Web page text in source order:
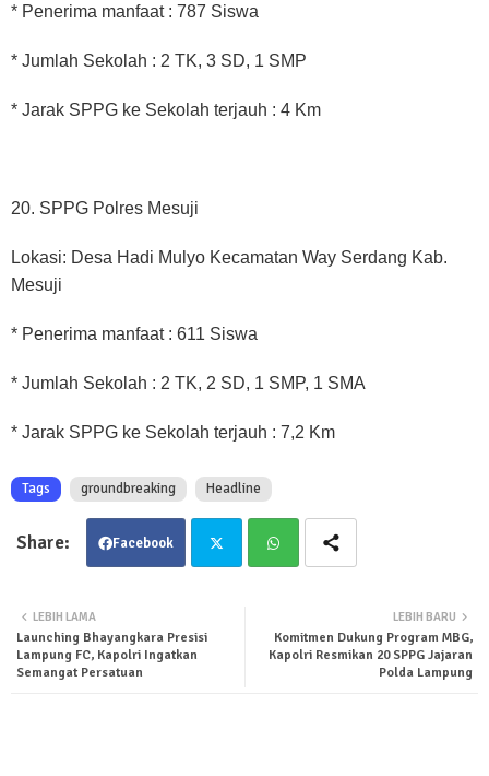
* Penerima manfaat : 787 Siswa
* Jumlah Sekolah : 2 TK, 3 SD, 1 SMP
* Jarak SPPG ke Sekolah terjauh : 4 Km
20. SPPG Polres Mesuji
Lokasi: Desa Hadi Mulyo Kecamatan Way Serdang Kab.
Mesuji
* Penerima manfaat : 611 Siswa
* Jumlah Sekolah : 2 TK, 2 SD, 1 SMP, 1 SMA
* Jarak SPPG ke Sekolah terjauh : 7,2 Km
Tags groundbreaking Headline
Facebook
tsa
LEBIH BARU
Komitmen Dukung Program MBG,
Kapolri Resmikan 20 SPPG Jajaran
Polda Lampung
LEBIH LAMA
Launching Bhayangkara Presisi
Lampung FC, Kapolri Ingatkan
Semangat Persatuan